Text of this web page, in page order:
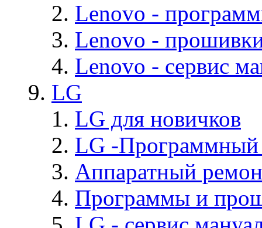
Lenovo -
Lenovo -
Lenovo - cервис
LG
LG для новичков
LG -Программный
Аппаратный
Программы и